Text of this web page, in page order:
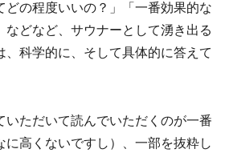
どの程度いいの？」「一番効果的な
などなど、サウナーとして湧き出る
、科学的に、そして具体的に答えて
いただいて読んでいただくのが一番
に高くないですし）、一部を抜粋し